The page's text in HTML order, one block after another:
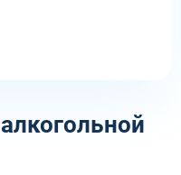
алкогольной